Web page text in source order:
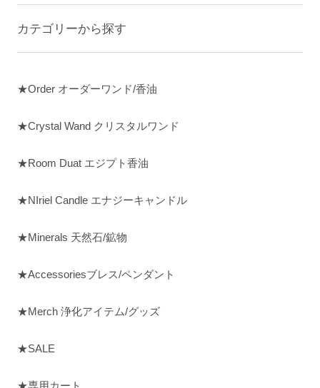
カテゴリーから探す
★Order オーダーワンド/香油
★Crystal Wand クリスタルワンド
★Room Duat エジプト香油
★NIriel Candle エナジーキャンドル
★Minerals 天然石/鉱物
★Accessoriesブレス/ペンダント
★Merch 浄化アイテム/グッズ
★SALE
★専用カート